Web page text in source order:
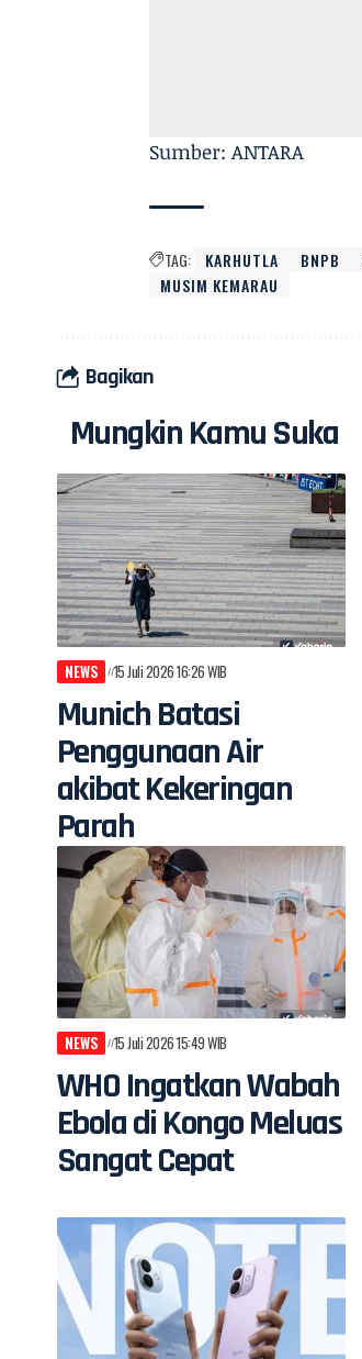
Sumber: ANTARA
TAG: KARHUTLA BNPB
MUSIM KEMARAU
Bagikan
Mungkin Kamu Suka
NEWS 15 Juli 2026 16:26 WIB
Munich Batasi
Penggunaan Air
akibat Kekeringan
Parah
NEWS 15 Juli 2026 15:49 WIB
WHO Ingatkan Wabah
Ebola di Kongo Meluas
Sangat Cepat